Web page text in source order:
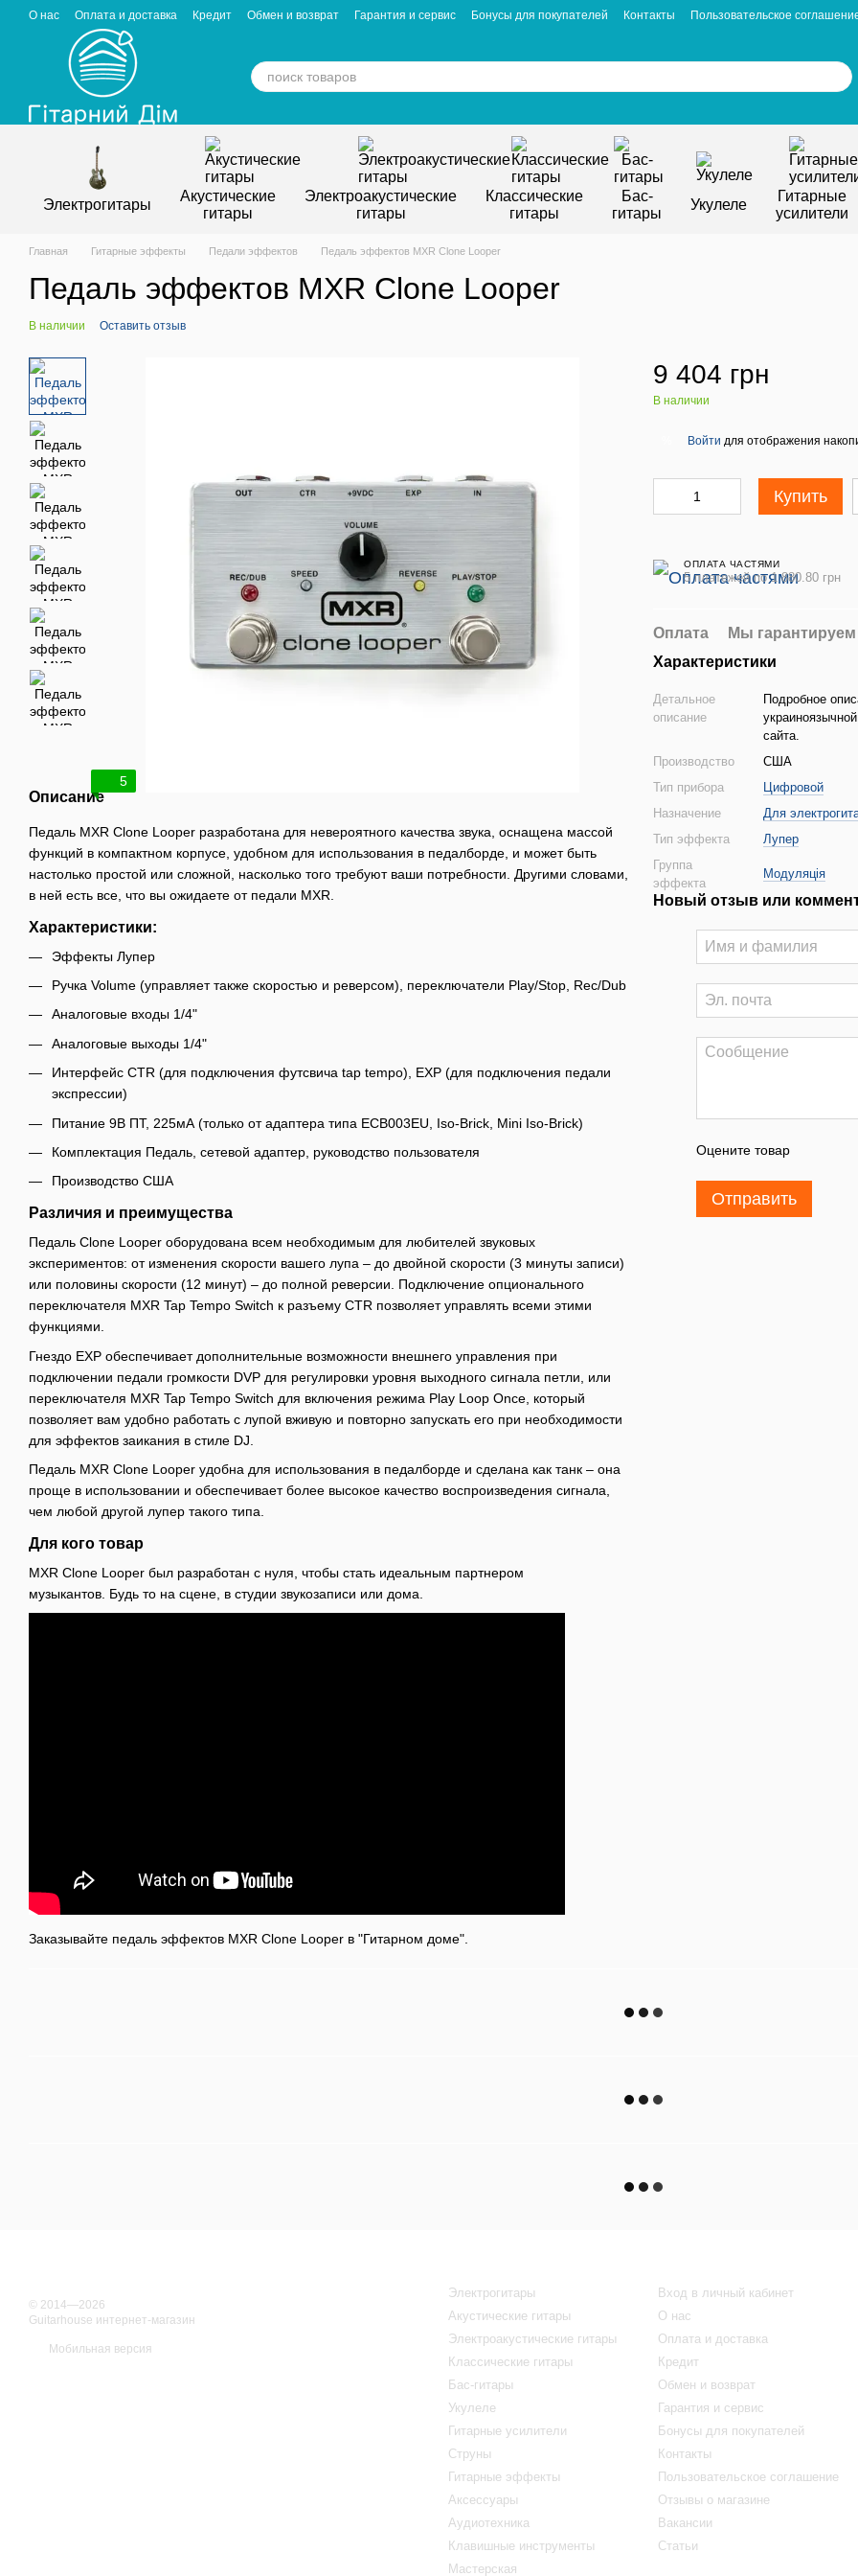
Перейти к основному контенту
О нас Оплата и доставка Кредит Обмен и возврат Гарантия и сервис Бонусы для покупателей Контакты
Пользовательское
Отзывы о магазине
Электрогитары
Акустические
гитары
Электроакустические
гитары
Классические
гитары
Бас-
гитары
Укулеле
Гитарные
усилители
Главная Гитарные эффекты Педали эффектов Педаль эффектов MXR Clone Looper
Педаль эффектов MXR Clone Looper
В наличии Оставить отзыв
5
Описание
Педаль MXR Clone Looper разработана для невероятного качества звука, оснащена массой
функций в компактном корпусе, удобном для использования в педалборде, и может быть
настолько простой или сложной, насколько того требуют ваши потребности. Другими словами,
в ней есть все, что вы ожидаете от педали MXR.
Характеристики:
Эффекты Лупер
Ручка Volume (управляет также скоростью и реверсом), переключатели Play/Stop, Rec/Dub
Аналоговые входы 1/4"
Аналоговые выходы 1/4"
Интерфейс CTR (для подключения футсвича tap tempo), EXP (для подключения педали
экспрессии)
Питание 9В ПТ, 225мА (только от адаптера типа ECB003EU, Iso-Brick, Mini Iso-Brick)
Комплектация Педаль, сетевой адаптер, руководство пользователя
Производство США
Различия и преимущества
Педаль Clone Looper оборудована всем необходимым для любителей звуковых
экспериментов: от изменения скорости вашего лупа – до двойной скорости (3 минуты записи)
или половины скорости (12 минут) – до полной реверсии. Подключение опционального
переключателя MXR Tap Tempo Switch к разъему CTR позволяет управлять всеми этими
функциями.
Гнездо EXP обеспечивает дополнительные возможности внешнего управления при
подключении педали громкости DVP для регулировки уровня выходного сигнала петли, или
переключателя MXR Tap Tempo Switch для включения режима Play Loop Once, который
позволяет вам удобно работать с лупой вживую и повторно запускать его при необходимости
для эффектов заикания в стиле DJ.
Педаль MXR Clone Looper удобна для использования в педалборде и сделана как танк – она
проще в использовании и обеспечивает более высокое качество воспроизведения сигнала,
чем любой другой лупер такого типа.
Для кого товар
MXR Clone Looper был разработан с нуля, чтобы стать идеальным партнером
музыкантов. Будь то на сцене, в студии звукозаписи или дома.
Заказывайте педаль эффектов MXR Clone Looper в "Гитарном доме".
9 404 грн
В наличии
Войти для отображения
Купить
ОПЛАТА ЧАСТЯМИ
5 платежей по 1 880.80 грн
Оплата Мы гарантируем
Характеристики
Детальное
описание
Подробное
сайта.
Производство
США
Тип прибора
Цифровой
Назначение
Для
Тип эффекта
Лупер
Группа
эффекта
Модуляція
Новый отзыв или
Оцените товар
Отправить
© 2014—2026
Guitarhouse интернет-магазин
Мобильная версия
Электрогитары
Акустические гитары
Электроакустические гитары
Классические гитары
Бас-гитары
Укулеле
Гитарные усилители
Струны
Гитарные эффекты
Аксессуары
Аудиотехника
Клавишные инструменты
Мастерская
Вход в личный кабинет
О нас
Оплата и доставка
Кредит
Обмен и возврат
Гарантия и сервис
Бонусы для покупателей
Контакты
Пользовательское соглашение
Отзывы о магазине
Вакансии
Статьи